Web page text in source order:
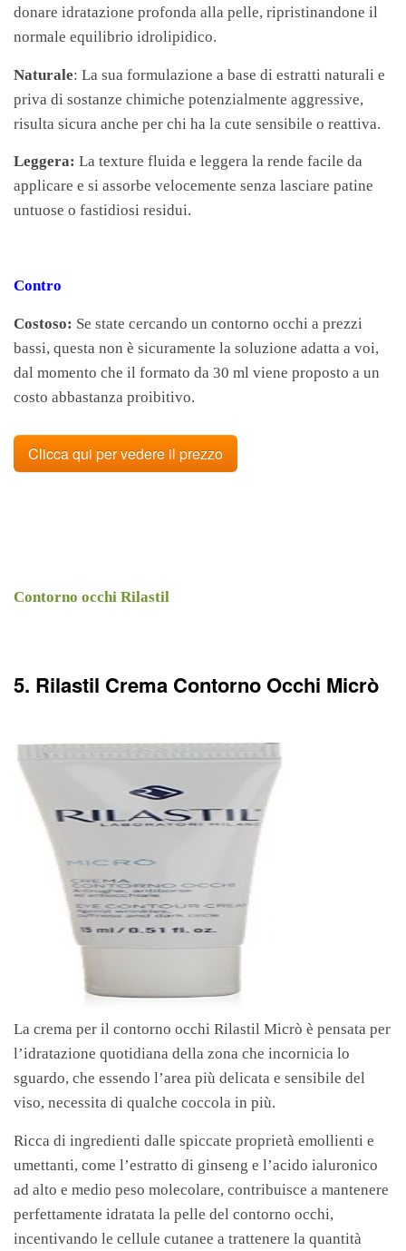
donare idratazione profonda alla pelle, ripristinandone il
normale equilibrio idrolipidico.
Naturale: La sua formulazione a base di estratti naturali e
priva di sostanze chimiche potenzialmente aggressive,
risulta sicura anche per chi ha la cute sensibile o reattiva.
Leggera: La texture fluida e leggera la rende facile da
applicare e si assorbe velocemente senza lasciare patine
untuose o fastidiosi residui.
Contro
Costoso: Se state cercando un contorno occhi a prezzi
bassi, questa non è sicuramente la soluzione adatta a voi,
dal momento che il formato da 30 ml viene proposto a un
costo abbastanza proibitivo.
Clicca qui per vedere il prezzo
Contorno occhi Rilastil
5. Rilastil Crema Contorno Occhi Micrò
La crema per il contorno occhi Rilastil Micrò è pensata per
l’idratazione quotidiana della zona che incornicia lo
sguardo, che essendo l’area più delicata e sensibile del
viso, necessita di qualche coccola in più.
Ricca di ingredienti dalle spiccate proprietà emollienti e
umettanti, come l’estratto di ginseng e l’acido ialuronico
ad alto e medio peso molecolare, contribuisce a mantenere
perfettamente idratata la pelle del contorno occhi,
incentivando le cellule cutanee a trattenere la quantità